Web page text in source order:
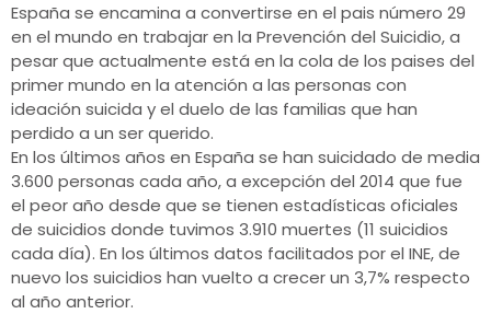
España se encamina a convertirse en el pais número 29
en el mundo en trabajar en la Prevención del Suicidio, a
pesar que actualmente está en la cola de los paises del
primer mundo en la atención a las personas con
ideación suicida y el duelo de las familias que han
perdido a un ser querido.
En los últimos años en España se han suicidado de media
3.600 personas cada año, a excepción del 2014 que fue
el peor año desde que se tienen estadísticas oficiales
de suicidios donde tuvimos 3.910 muertes (11 suicidios
cada día). En los últimos datos facilitados por el INE, de
nuevo los suicidios han vuelto a crecer un 3,7% respecto
al año anterior.